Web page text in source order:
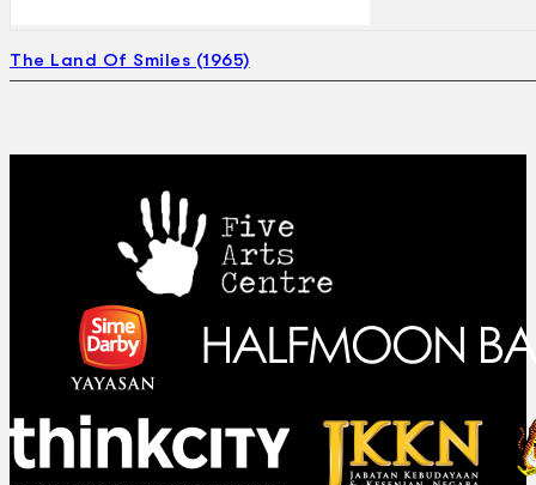
The Land Of Smiles (1965)